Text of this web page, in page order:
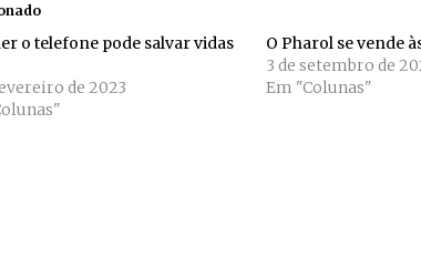
o telefone pode salvar vidas
de 2023
O Pharol se vende
3 de setembro de
Em "Colunas"